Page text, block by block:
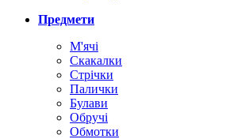
Предмети
М'ячі
Скакалки
Стрічки
Палички
Булави
Обручі
Обмотки